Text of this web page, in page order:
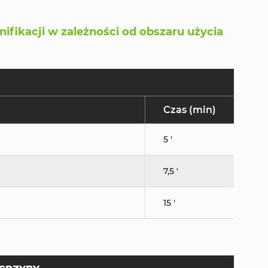
w zależności od obszaru użycia
Czas (min)
5 '
7,5 '
15 '